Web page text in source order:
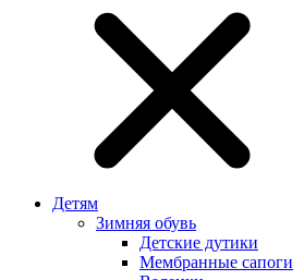
Детям
Зимняя обувь
Детские дутики
Мембранные сапоги